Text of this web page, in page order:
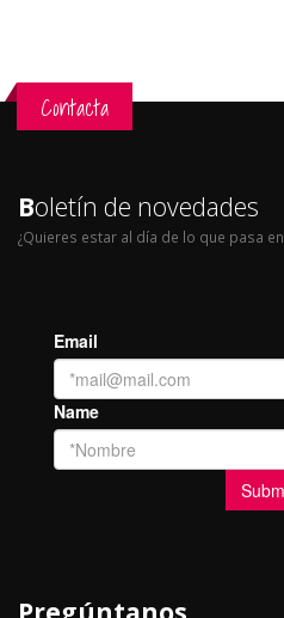
Contacta
Boletín de novedades
¿Quieres estar al día de lo que pasa en